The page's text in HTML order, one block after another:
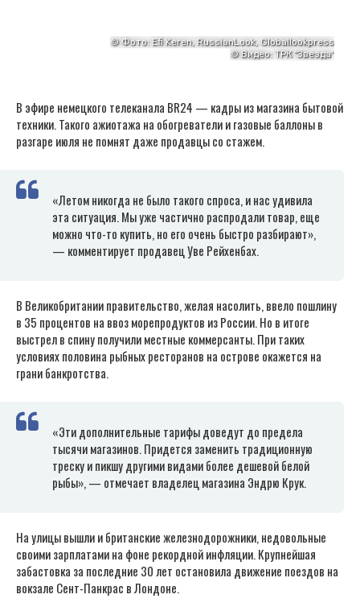
В эфире немецкого телеканала BR24 — кадры из магазина бытовой
техники. Такого ажиотажа на обогреватели и газовые баллоны в
разгаре июля не помнят даже продавцы со стажем.
«Летом никогда не было такого спроса, и нас удивила
эта ситуация. Мы уже частично распродали товар, еще
можно что-то купить, но его очень быстро разбирают»,
— комментирует продавец Уве Рейхенбах.
В Великобритании правительство, желая насолить, ввело пошлину
в 35 процентов на ввоз морепродуктов из России. Но в итоге
выстрел в спину получили местные коммерсанты. При таких
условиях половина рыбных ресторанов на острове окажется на
грани банкротства.
«Эти дополнительные тарифы доведут до предела
тысячи магазинов. Придется заменить традиционную
треску и пикшу другими видами более дешевой белой
рыбы», — отмечает владелец магазина Эндрю Крук.
На улицы вышли и британские железнодорожники, недовольные
своими зарплатами на фоне рекордной инфляции. Крупнейшая
забастовка за последние 30 лет остановила движение поездов на
вокзале Сент-Панкрас в Лондоне.